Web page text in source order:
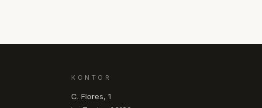
KONTOR
C. Flores, 1